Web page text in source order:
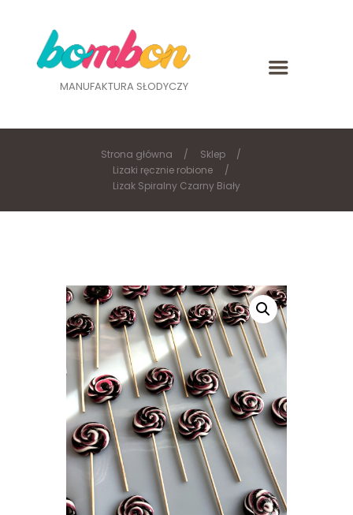
MANUFAKTURA SŁODYCZY
Strona główna
Sklep
Lizaki ręcznie robione
Lizak Spiralny Czarny Biały